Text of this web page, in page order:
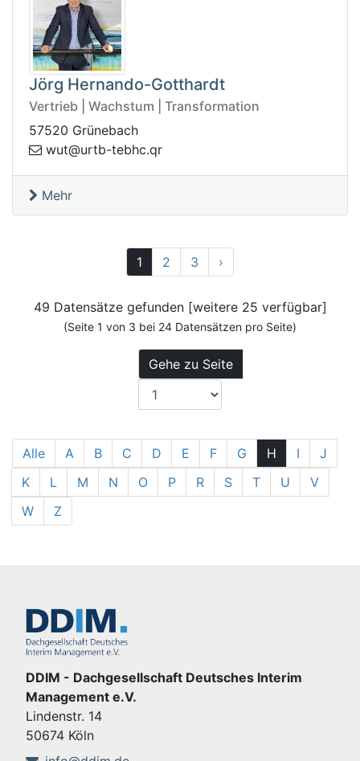
Jörg Hernando-Gotthardt
Vertrieb | Wachstum | Transformation
57520 Grünebach
rq.chbet
-btru@tuw
Mehr
1 2 3 ›
49 Datensätze gefunden [weitere 25 verfügbar]
(Seite 1 von 3 bei 24 Datensätzen pro Seite)
Gehe zu Seite
Alle A B C D E F G H I
J
K
L M N O P R S T U
V
W
Z
DDIM - Dachgesellschaft Deutsches Interim
Management e.V.
Lindenstr. 14
50674 Köln